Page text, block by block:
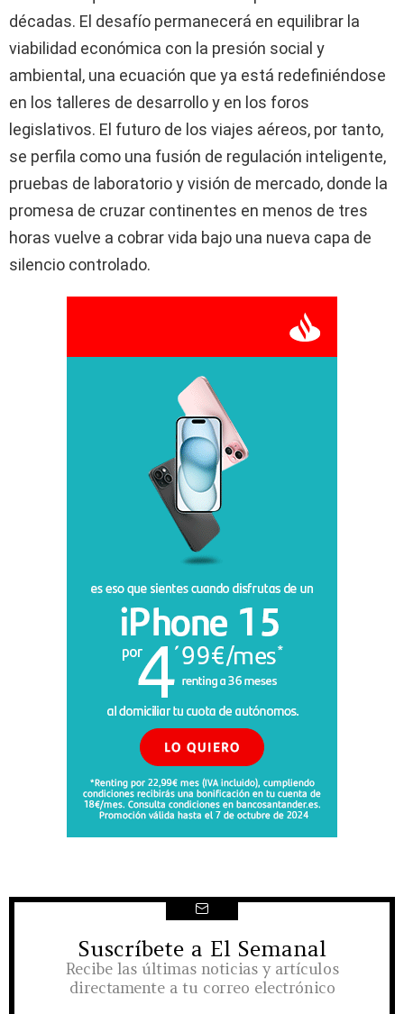
décadas. El desafío permanecerá en equilibrar la
viabilidad económica con la presión social y
ambiental, una ecuación que ya está redefiniéndose
en los talleres de desarrollo y en los foros
legislativos. El futuro de los viajes aéreos, por tanto,
se perfila como una fusión de regulación inteligente,
pruebas de laboratorio y visión de mercado, donde la
promesa de cruzar continentes en menos de tres
horas vuelve a cobrar vida bajo una nueva capa de
silencio controlado.
NEWSLETTER
Suscríbete a El Semanal
Recibe las últimas noticias y artículos
directamente a tu correo electrónico